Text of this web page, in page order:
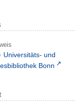
Universitäts- und
Bonn